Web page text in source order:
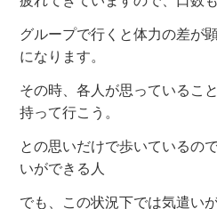
グループで行くと体力の差が
になります。
その時、各人が思っているこ
持って行こう。
との思いだけで歩いているの
いができる人
でも、この状況下では気遣い